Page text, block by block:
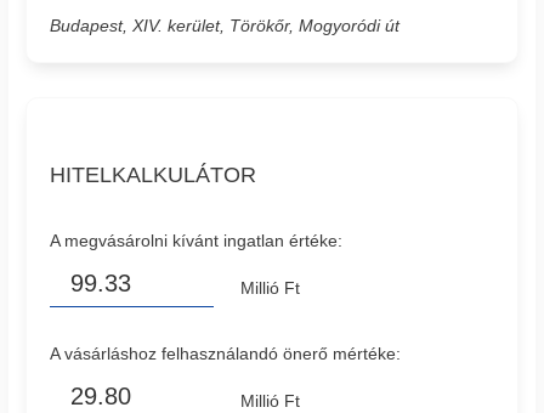
Budapest, XIV. kerület, Törökőr, Mogyoródi út
HITELKALKULÁTOR
A megvásárolni kívánt ingatlan értéke:
Millió Ft
A vásárláshoz felhasználandó önerő mértéke:
Millió Ft